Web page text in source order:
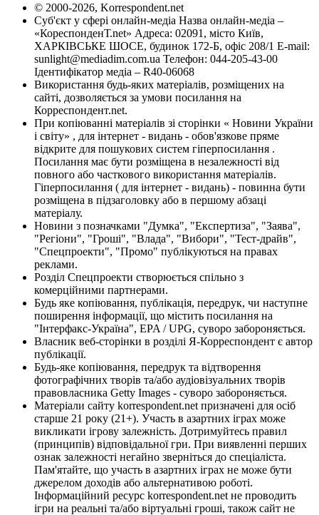
© 2000-2026, Korrespondent.net
Суб'єкт у сфері онлайн-медіа Назва онлайн-медіа –
«КореспонденТ.net» Адреса: 02091, місто Київ,
ХАРКІВСЬКЕ ШОСЕ, будинок 172-Б, офіс 208/1 E-mail:
sunlight@mediadim.com.ua Телефон: 044-205-43-00
Ідентифікатор медіа – R40-06068
Використання будь-яких матеріалів, розміщених на
сайті, дозволяється за умови посилання на
Корреспондент.net.
При копіюванні матеріалів зі сторінки « Новини України
і світу» , для інтернет - видань - обов'язкове пряме
відкрите для пошукових систем гіперпосилання .
Посилання має бути розміщена в незалежності від
повного або часткового використання матеріалів.
Гіперпосилання ( для інтернет - видань) - повинна бути
розміщена в підзаголовку або в першому абзаці
матеріалу.
Новини з позначками "Думка", "Експертиза", "Заява",
"Регіони", "Гроші", "Влада", "Вибори", "Тест-драйв",
"Спецпроекти", "Промо" публікуються на правах
реклами.
Розділ Спецпроекти створюється спільно з
комерційними партнерами.
Будь яке копіювання, публікація, передрук, чи наступне
поширення інформації, що містить посилання на
"Інтерфакс-Україна", EPA / UPG, суворо забороняється.
Власник веб-сторінки в розділі Я-Корреспондент є автор
публікації.
Будь-яке копіювання, передрук та відтворення
фотографічних творів та/або аудіовізуальних творів
правовласника Getty Images - суворо забороняється.
Матеріали сайту korrespondent.net призначені для осіб
старше 21 року (21+). Участь в азартних іграх може
викликати ігрову залежність. Дотримуйтесь правил
(принципів) відповідальної гри. При виявленні перших
ознак залежності негайно зверніться до спеціаліста.
Пам'ятайте, що участь в азартних іграх не може бути
джерелом доходів або альтернативою роботі.
Інформаційний ресурс korrespondent.net не проводить
ігри на реальні та/або віртуальні гроші, також сайт не